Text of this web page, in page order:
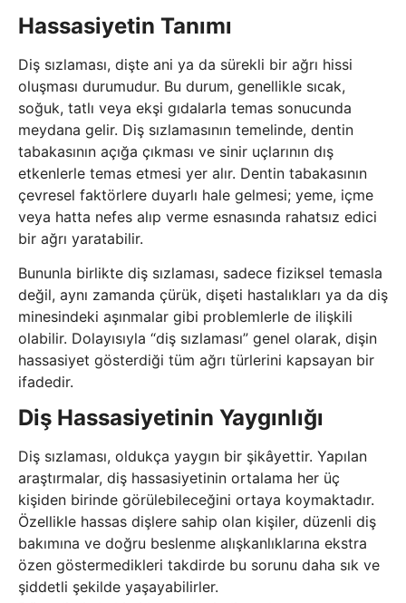
Hassasiyetin Tanımı
Diş sızlaması, dişte ani ya da sürekli bir ağrı hissi
oluşması durumudur. Bu durum, genellikle sıcak,
soğuk, tatlı veya ekşi gıdalarla temas sonucunda
meydana gelir. Diş sızlamasının temelinde, dentin
tabakasının açığa çıkması ve sinir uçlarının dış
etkenlerle temas etmesi yer alır. Dentin tabakasının
çevresel faktörlere duyarlı hale gelmesi; yeme, içme
veya hatta nefes alıp verme esnasında rahatsız edici
bir ağrı yaratabilir.
Bununla birlikte diş sızlaması, sadece fiziksel temasla
değil, aynı zamanda çürük, dişeti hastalıkları ya da diş
minesindeki aşınmalar gibi problemlerle de ilişkili
olabilir. Dolayısıyla “diş sızlaması” genel olarak, dişin
hassasiyet gösterdiği tüm ağrı türlerini kapsayan bir
ifadedir.
Diş Hassasiyetinin Yaygınlığı
Diş sızlaması, oldukça yaygın bir şikâyettir. Yapılan
araştırmalar, diş hassasiyetinin ortalama her üç
kişiden birinde görülebileceğini ortaya koymaktadır.
Özellikle hassas dişlere sahip olan kişiler, düzenli diş
bakımına ve doğru beslenme alışkanlıklarına ekstra
özen göstermedikleri takdirde bu sorunu daha sık ve
şiddetli şekilde yaşayabilirler.